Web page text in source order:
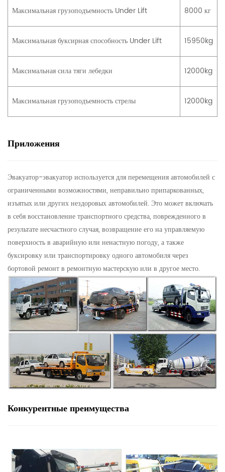
Максимальная грузоподъемность Under Lift 8000 кг
Максимальная буксирная способность Under Lift 15950kg
Максимальная сила тяги лебедки 12000kg
Максимальная грузоподъемность стрелы 12000kg
Приложения
Эвакуатор-эвакуатор используется для перемещения автомобилей с
ограниченными возможностями, неправильно припаркованных,
изъятых или других нездоровых автомобилей. Это может включать
в себя восстановление транспортного средства, поврежденного в
результате несчастного случая, возвращение его на управляемую
поверхность в аварийную или ненастную погоду, а также
буксировку или транспортировку одного автомобиля через
бортовой ремонт в ремонтную мастерскую или в другое место.
Конкурентные преимущества